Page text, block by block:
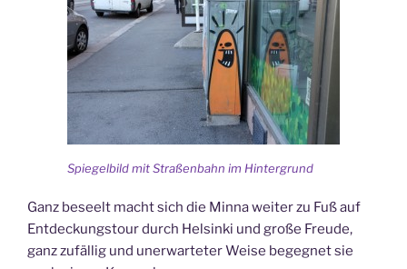
Spiegelbild mit Straßenbahn im Hintergrund
Ganz beseelt macht sich die Minna weiter zu Fuß auf
Entdeckungstour durch Helsinki und große Freude,
ganz zufällig und unerwarteter Weise begegnet sie